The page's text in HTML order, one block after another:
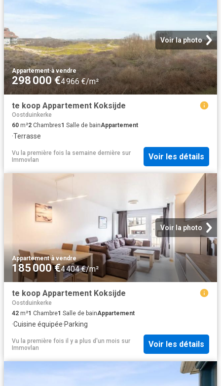
Voir la photo
Appartement·à vendre
298 000 €4 966 €/m²
te koop Appartement Koksijde
Oostduinkerke
60 m²2 Chambres1 Salle de bainAppartement
·Terrasse
Vu la première fois la semaine dernière sur
Immovlan
Voir les détails
Voir la photo
Appartement·à vendre
185 000 €4 404 €/m²
te koop Appartement Koksijde
Oostduinkerke
42 m²1 Chambre1 Salle de bainAppartement
·Cuisine équipée·Parking
Vu la première fois il y a plus d'un mois sur
Immovlan
Voir les détails